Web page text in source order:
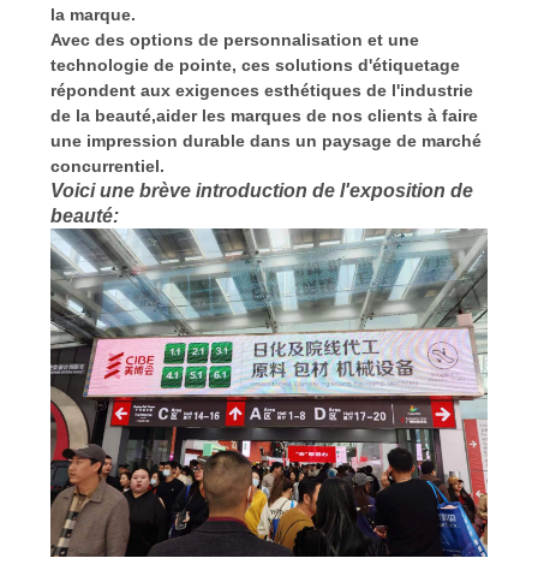
la marque.
Avec des options de personnalisation et une
technologie de pointe, ces solutions d'étiquetage
répondent aux exigences esthétiques de l'industrie
de la beauté,aider les marques de nos clients à faire
une impression durable dans un paysage de marché
concurrentiel.
Voici une brève introduction de l'exposition de
beauté: